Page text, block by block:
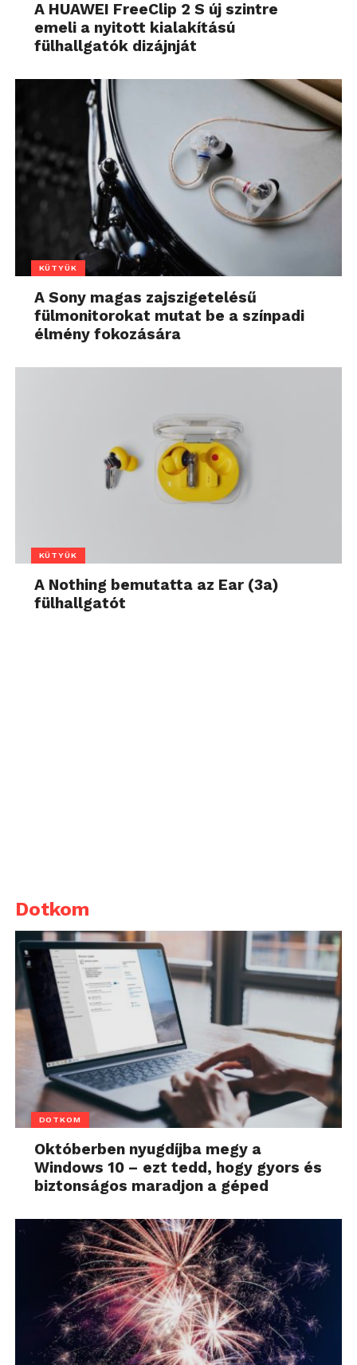
A HUAWEI FreeClip 2 S új szintre
emeli a nyitott kialakítású
fülhallgatók dizájnját
KÜTYÜK
A Sony magas zajszigetelésű
fülmonitorokat mutat be a színpadi
élmény fokozására
KÜTYÜK
A Nothing bemutatta az Ear (3a)
fülhallgatót
Dotkom
DOTKOM
Októberben nyugdíjba megy a
Windows 10 – ezt tedd, hogy gyors és
biztonságos maradjon a géped